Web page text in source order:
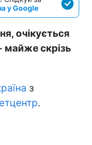
у Google
очікується
майже скрізь
з
.